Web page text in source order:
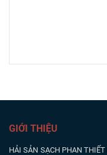
GIỚI THIỆU
HẢI SẢN SẠCH PHAN THIẾT